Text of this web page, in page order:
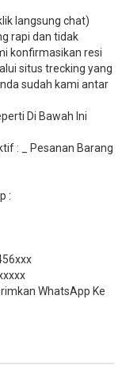
langsung chat)
rapi dan tidak
konfirmasikan resi
situs trecking yang
sudah kami antar
Di Bawah Ini
: _ Pesanan Barang
:
WhatsApp Ke